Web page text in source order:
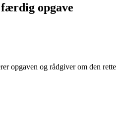
opgave
opgaven og rådgiver om den rette